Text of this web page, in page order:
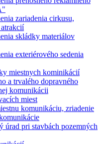
zariadenia cirkusu,
skládky materiálov
exteriérového sedenia
miestnych kominikácií
a trvalého dopravného
komunikácii
miest
komunikáciu, zriadenie
úrad pri stavbách pozemných